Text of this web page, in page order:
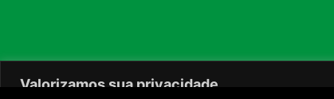
Valorizamos sua privacidade